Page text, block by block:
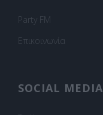
Party FM
Επικοινωνία
SOCIAL MEDIA